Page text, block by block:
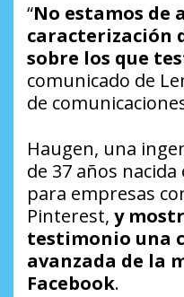
“No estamos de
caracterización
sobre los que
comunicado de
de
Haugen, una
de 37 años
para empresas
Pinterest, y
testimonio una
avanzada de la
Facebook.